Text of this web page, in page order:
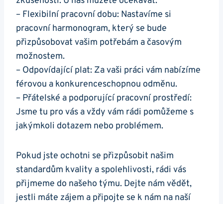
– Flexibilní pracovní dobu: Nastavíme si
pracovní harmonogram, který se bude
přizpůsobovat vašim potřebám a časovým
možnostem.
– Odpovídající plat: Za vaši práci vám nabízíme
férovou a konkurenceschopnou odměnu.
– Přátelské a podporující pracovní prostředí:
Jsme tu pro vás a vždy vám rádi pomůžeme s
jakýmkoli dotazem nebo problémem.
Pokud jste ochotni se přizpůsobit našim
standardům kvality a spolehlivosti, rádi vás
přijmeme do našeho týmu. Dejte nám vědět,
jestli máte zájem a připojte se k nám na naší